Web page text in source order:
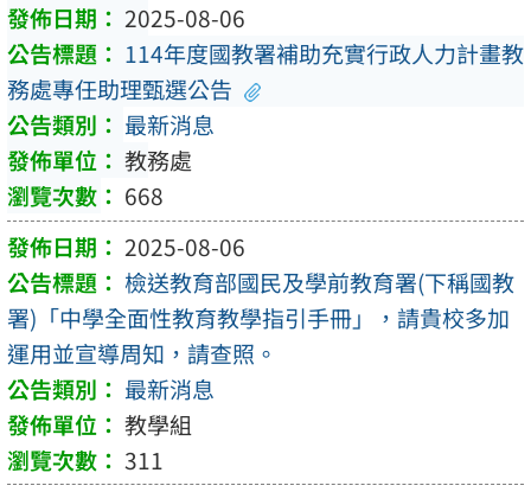
2025-08-06
114年度國教署補助充實行政人力計畫教
務處專任助理甄選公告
最新消息
教務處
668
2025-08-06
檢送教育部國民及學前教育署(下稱國教
署)「中學全面性教育教學指引手冊」，請貴校多加
運用並宣導周知，請查照。
最新消息
教學組
311